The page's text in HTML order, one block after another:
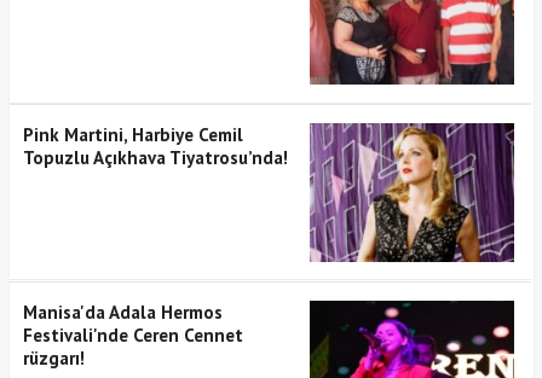
Pink Martini, Harbiye Cemil
Topuzlu Açıkhava Tiyatrosu’nda!
Manisa'da Adala Hermos
Festivali'nde Ceren Cennet
rüzgarı!